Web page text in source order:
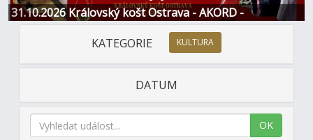
31.10.2026 Královský košt Ostrava - AKORD -
Restaurace a Hotel
KATEGORIE KULTURA
DATUM
OK